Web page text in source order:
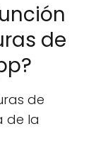
de
de
de la